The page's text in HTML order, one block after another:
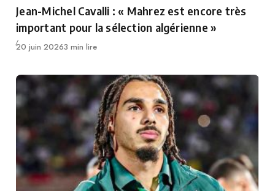
Jean-Michel Cavalli : « Mahrez est encore très
important pour la sélection algérienne »
Publié
20 juin 20263 min lire